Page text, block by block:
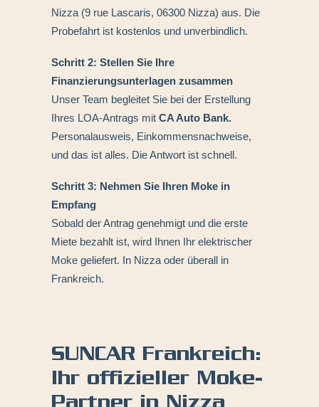
Nizza (9 rue Lascaris, 06300 Nizza) aus. Die
Probefahrt ist kostenlos und unverbindlich.
Schritt 2: Stellen Sie Ihre
Finanzierungsunterlagen zusammen
Unser Team begleitet Sie bei der Erstellung
Ihres LOA-Antrags mit CA Auto Bank.
Personalausweis, Einkommensnachweise,
und das ist alles. Die Antwort ist schnell.
Schritt 3: Nehmen Sie Ihren Moke in
Empfang
Sobald der Antrag genehmigt und die erste
Miete bezahlt ist, wird Ihnen Ihr elektrischer
Moke geliefert. In Nizza oder überall in
Frankreich.
SUNCAR Frankreich:
Ihr offizieller Moke-